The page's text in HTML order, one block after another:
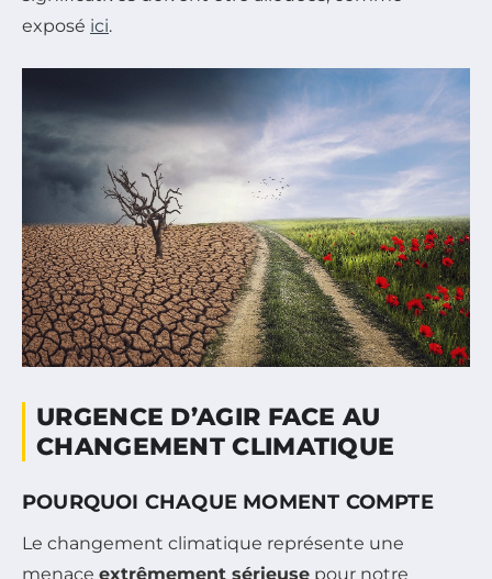
exposé ici.
URGENCE D’AGIR FACE AU
CHANGEMENT CLIMATIQUE
POURQUOI CHAQUE MOMENT COMPTE
Le changement climatique représente une
menace extrêmement sérieuse pour notre